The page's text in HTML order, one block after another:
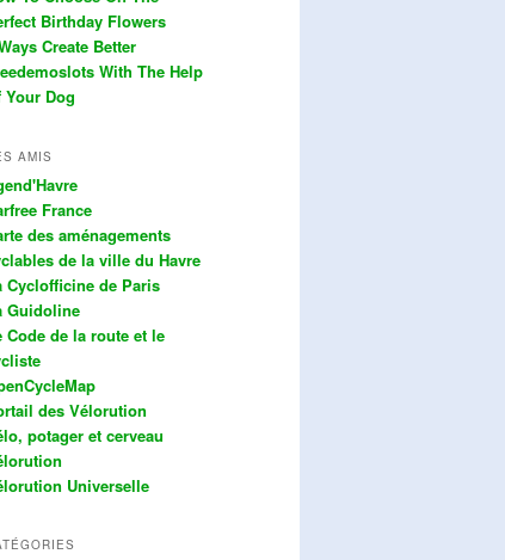
Birthday Flowers
Create Better
With The Help
Your Dog
AMIS
France
des aménagements
de la ville du Havre
Cyclofficine de Paris
Guidoline
Code de la route et le
des Vélorution
potager et cerveau
Universelle